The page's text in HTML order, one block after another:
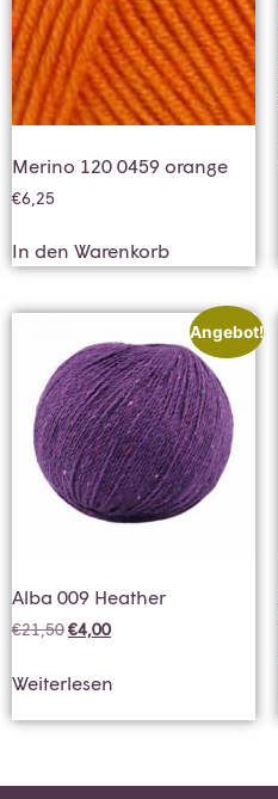
Merino 120 0459 orange
€6,25
In den Warenkorb
Angebot!
Alba 009 Heather
€21,50€4,00
Weiterlesen